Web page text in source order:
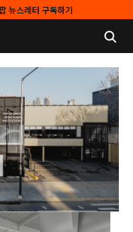
뉴스레터 구독하기